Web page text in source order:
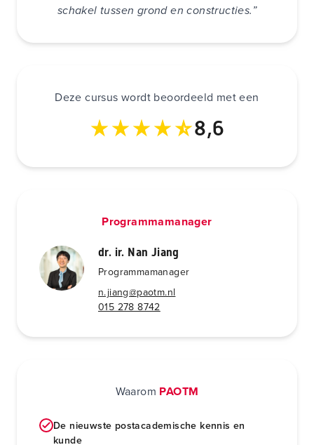
schakel tussen grond en constructies.”
Deze cursus wordt beoordeeld met een
8,6
Programmamanager
dr. ir. Nan Jiang
Programmamanager
n.jiang@paotm.nl
015 278 8742
Waarom PAOTM
De nieuwste postacademische kennis en
kunde